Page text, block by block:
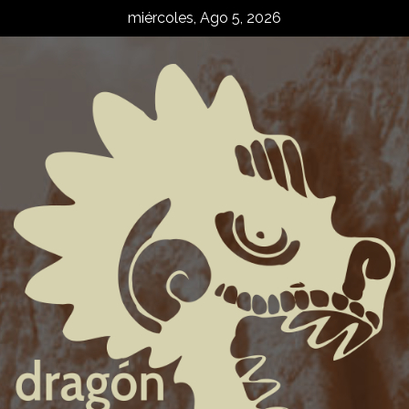
miércoles, Ago 5, 2026